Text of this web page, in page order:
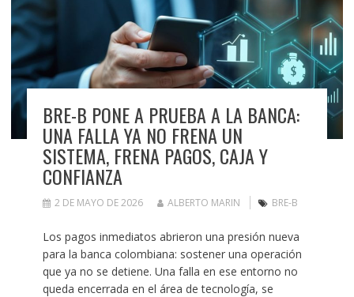
BRE-B PONE A PRUEBA A LA BANCA:
UNA FALLA YA NO FRENA UN
SISTEMA, FRENA PAGOS, CAJA Y
CONFIANZA
2 DE MAYO DE 2026 ALBERTO MARIN BRE-B
Los pagos inmediatos abrieron una presión nueva
para la banca colombiana: sostener una operación
que ya no se detiene. Una falla en ese entorno no
queda encerrada en el área de tecnología, se